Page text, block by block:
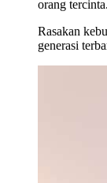
orang tercinta.
Rasakan
generasi